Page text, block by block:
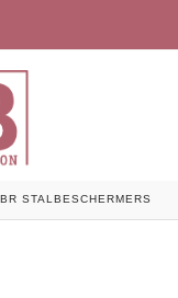
BR STALBESCHERMERS